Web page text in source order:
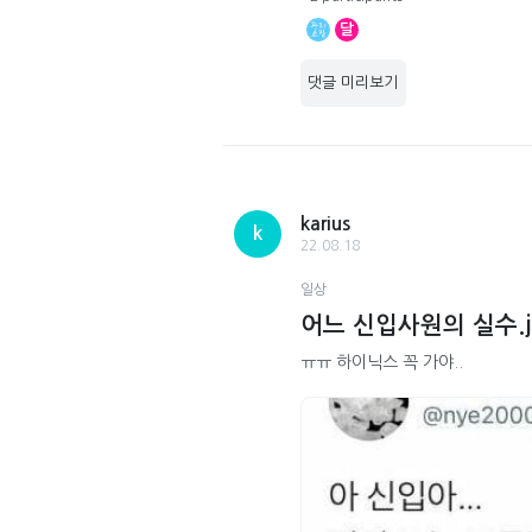
달
댓글 미리보기
k
karius
22.08.18
일상
어느 신입사원의 실수
ㅠㅠ 하이닉스 꼭 가야..